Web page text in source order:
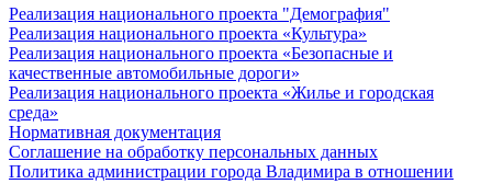
Реализация национального проекта "Демография"
Реализация национального проекта «Культура»
Реализация национального проекта «Безопасные и
качественные автомобильные дороги»
Реализация национального проекта «Жилье и городская
среда»
Нормативная документация
Соглашение на обработку персональных данных
Политика администрации города Владимира в отношении